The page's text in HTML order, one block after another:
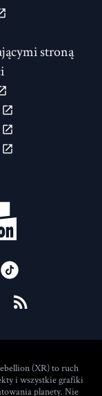
stroną
(XR) to ruch
i wszystkie grafiki
planety. Nie